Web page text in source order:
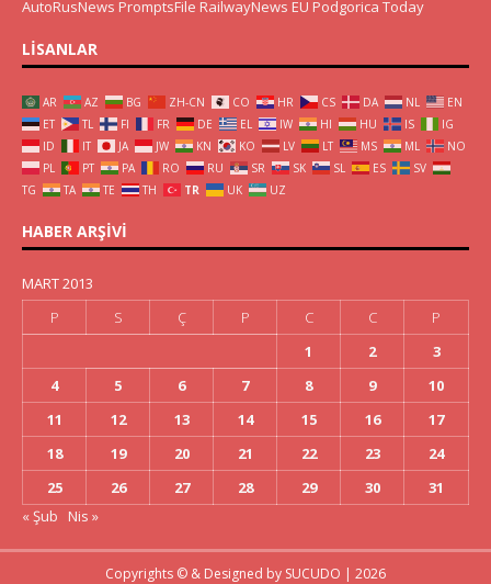
AutoRusNews PromptsFile RailwayNews EU Podgorica Today
LISANLAR
AR AZ BG ZH-CN CO HR CS DA NL
EN
ET
TL FI FR DE EL IW HI HU IS
IG
ID
IT JA JW KN KO LV LT MS ML
NO
PL
PT PA RO RU SR SK SL ES
SV
TG
TA TE TH TR UK UZ
HABER ARŞIVI
MART 2013
P
S Ç P C C
P
1
2
3
4
5 6 7 8 9
10
11
12 13 14 15 16
17
18
19 20 21 22 23
24
25
26 27 28 29 30
31
« Şub
Nis »
Copyrights © & Designed by SUCUDO | 2026